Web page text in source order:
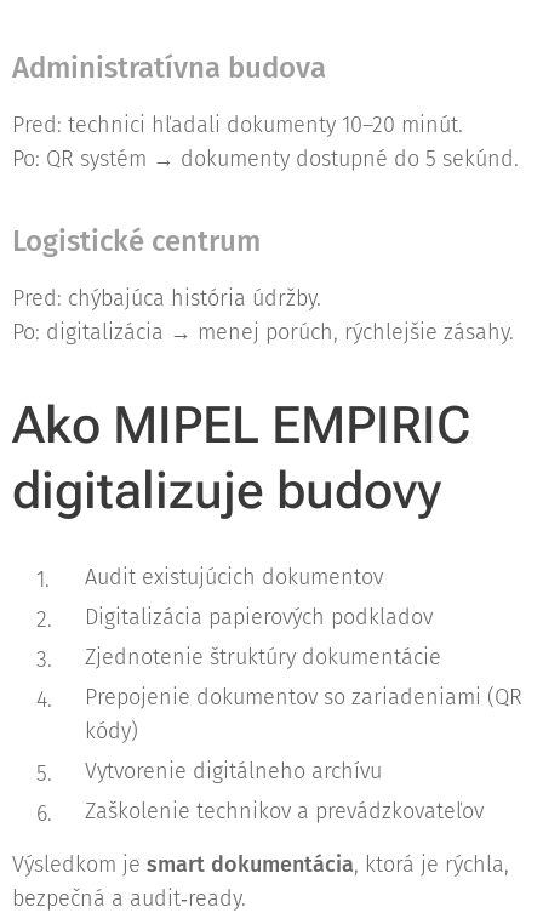
Administratívna budova
Pred: technici hľadali dokumenty 10–20 minút.
Po: QR systém → dokumenty dostupné do 5 sekúnd.
Logistické centrum
Pred: chýbajúca história údržby.
Po: digitalizácia → menej porúch, rýchlejšie zásahy.
Ako MIPEL EMPIRIC
digitalizuje budovy
Audit existujúcich dokumentov
Digitalizácia papierových podkladov
Zjednotenie štruktúry dokumentácie
Prepojenie dokumentov so zariadeniami (QR
kódy)
Vytvorenie digitálneho archívu
Zaškolenie technikov a prevádzkovateľov
Výsledkom je smart dokumentácia, ktorá je rýchla,
bezpečná a audit‑ready.